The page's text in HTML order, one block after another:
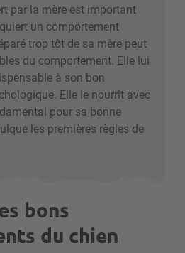
par la mère est important
un comportement
trop tôt de sa mère peut
du comportement. Elle lui
à son bon
Elle le nourrit avec
pour sa bonne
les premières règles de
bons
du chien